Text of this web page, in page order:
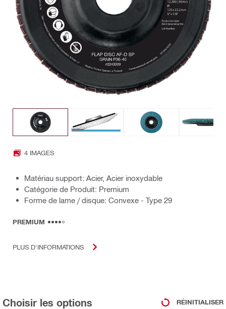
4 IMAGES
Matériau support: Acier, Acier inoxydable
Catégorie de Produit: Premium
Forme de lame / disque: Convexe - Type 29
PREMIUM
PLUS D'INFORMATIONS
Choisir les options RÉINITIALISER